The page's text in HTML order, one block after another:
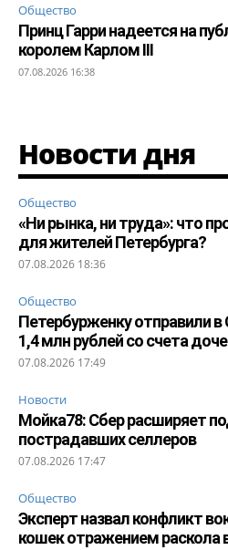
Общество
Принц Гарри надеется на
королем Карлом III
07.08.2026 16:38
Новости дня
Общество
«Ни рынка, ни труда»: что
для жителей Петербурга?
07.08.2026 18:36
Общество
Петербурженку отправили
1,4 млн рублей со счета
07.08.2026 17:49
Новости
Мойка78: Сбер расширяет
пострадавших селлеров
07.08.2026 17:47
Общество
Эксперт назвал конфликт
кошек отражением раскола